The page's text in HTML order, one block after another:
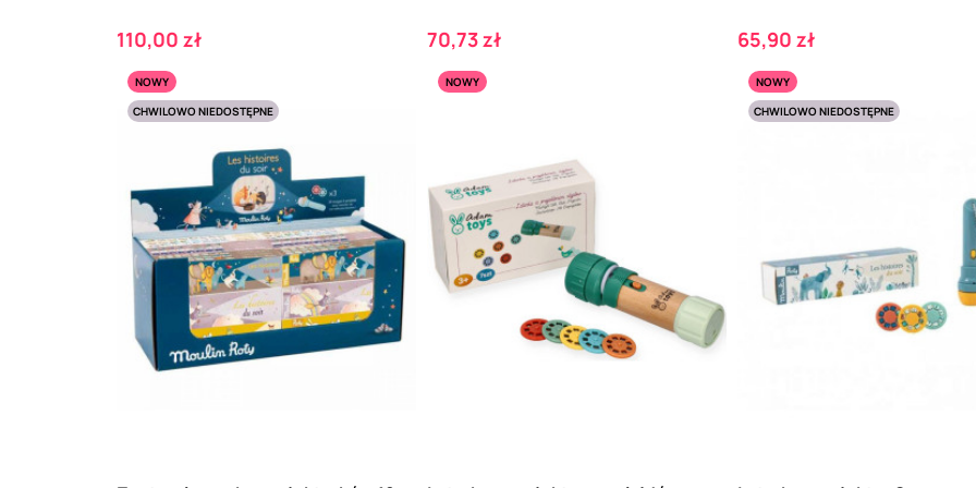
Cena
110,00 zł Cena
70,73 zł Cena
65,90 zł
NOWY
CHWILOWO NIEDOSTĘPNE
NOWY
NOWY
CHWILOWO NIEDOSTĘPNE